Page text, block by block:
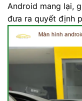
Android mang lại,
đưa ra quyết định